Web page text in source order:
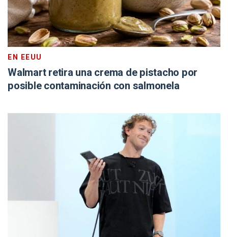
EN EEUU
Walmart retira una crema de pistacho por
posible contaminación con salmonela